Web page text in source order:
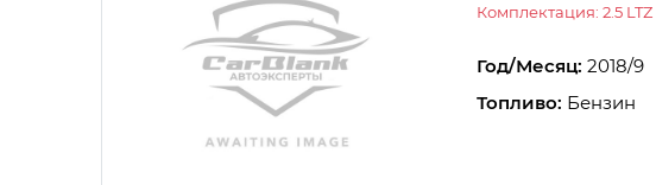
Комплектация: 2.5 LTZ
Год/Месяц: 2018/9
Топливо: Бензин